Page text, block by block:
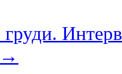
груди.